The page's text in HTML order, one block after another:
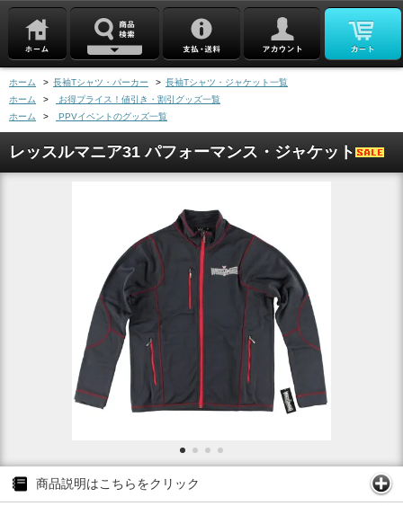
ホーム > 長袖Tシャツ・パーカー > 長袖Tシャツ・ジャケット一覧
ホーム
>
お得プライス！値引き・割引グッズ一覧
ホーム
> PPVイベントのグッズ一覧
レッスルマニア31 パフォーマンス・ジャケット
商品説明はこちらをクリック